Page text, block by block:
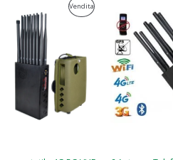
VenditaProdotto
Vendita
prezzo
originale
$1,539.00.
prezzo
attuale
è:
$839.99.
prezzo
originale
era:
$429.00.